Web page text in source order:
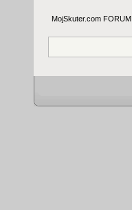
MojSkuter.com FORUM